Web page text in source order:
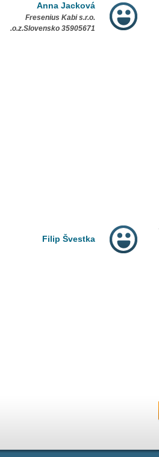
Anna Jacková
Fresenius Kabi s.r.o.
.o.z.Slovensko 35905671
Filip Švestka